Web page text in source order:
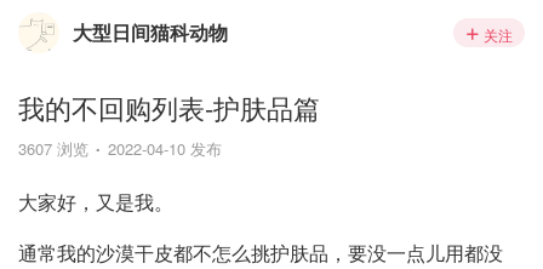
大型日间猫科动物 关注
我的不回购列表-护肤品篇
3607 浏览 2022-04-10 发布
大家好，又是我。
通常我的沙漠干皮都不怎么挑护肤品，要没一点儿用都没